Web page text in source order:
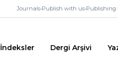
Journals•Publish with us•Publishing
İndeksler Dergi Arşivi